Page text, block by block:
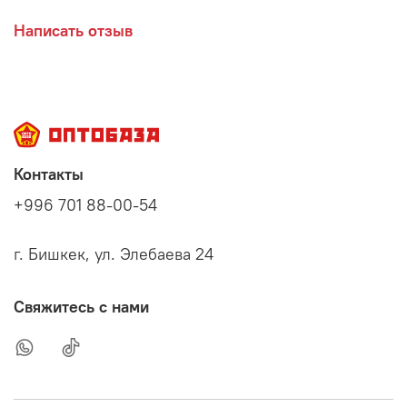
Написать отзыв
Контакты
+996 701 88-00-54
г. Бишкек, ул. Элебаева 24
Свяжитесь с нами